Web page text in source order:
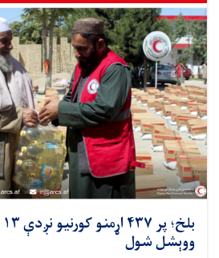
پاکو
اوبو
او
روغتیا
ساتنې
په
اړه
عامه
پوهاوی
ورکړل
شو
ووېشل شول